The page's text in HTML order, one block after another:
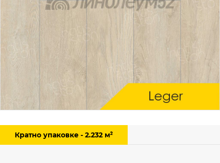
Кратно упаковке - 2.232 м²